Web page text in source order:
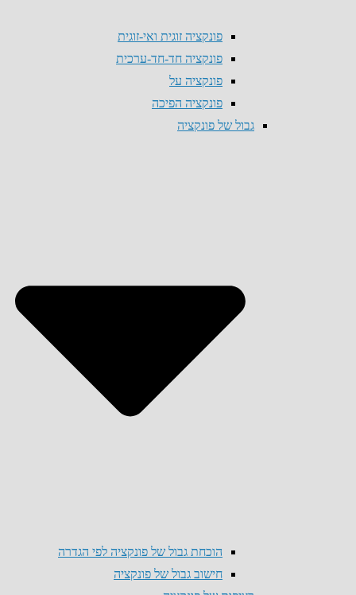
פונקציה זוגית ואי-זוגית
פונקציה חד-חד-ערכית
פונקציה על
פונקציה הפיכה
גבול של פונקציה
הוכחת גבול של פונקציה לפי הגדרה
חישוב גבול של פונקציה